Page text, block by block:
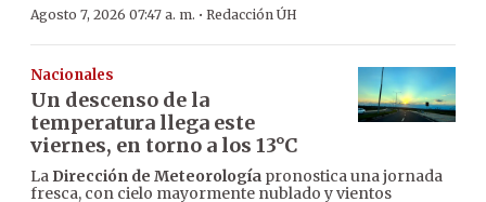
Agosto 7, 2026 07:47 a. m. · Redacción ÚH
Nacionales
Un descenso de la
temperatura llega este
viernes, en torno a los 13°C
La Dirección de Meteorología pronostica una jornada
fresca, con cielo mayormente nublado y vientos